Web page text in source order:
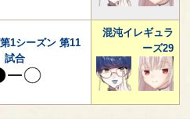
1シーズン 第11
試合
混沌イレギュラ
ーズ29